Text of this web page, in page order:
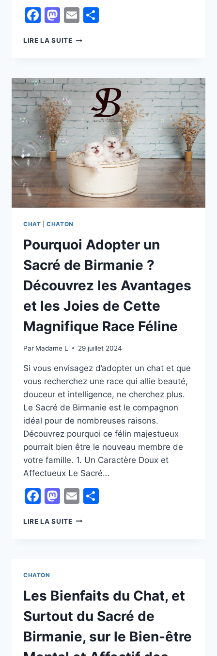
Facebook
Mastodon
Email
LIRE LA SUITELES
ÉVITER
EN
QUE
PROPRIÉTAIRE
CHAT |CHATON
Pourquoi Adopter un
Sacré de Birmanie ?
Découvrez les Avantages
et les Joies de Cette
Magnifique Race Féline
Par Madame L 29 juillet 2024
Si vous envisagez d’adopter un chat et que
vous recherchez une race qui allie beauté,
douceur et intelligence, ne cherchez plus.
Le Sacré de Birmanie est le compagnon
idéal pour de nombreuses raisons.
Découvrez pourquoi ce félin majestueux
pourrait bien être le nouveau membre de
votre famille. 1. Un Caractère Doux et
Affectueux Le Sacré…
Facebook
Mastodon
Email
LIRE LA SUITEPOURQUOI
DÉCOUVREZ
LES
AVANTAGES
ET
LES
JOIES
CHATON
Les Bienfaits du Chat, et
Surtout du Sacré de
Birmanie, sur le Bien-être